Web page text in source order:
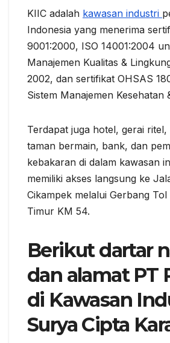
KIIC adalah kawasan industri
Indonesia yang menerima
9001:2000, ISO 14001:2004
Manajemen Kualitas &
2002, dan sertifikat OHSAS
Sistem Manajemen Kesehatan
Terdapat juga hotel, gerai
taman bermain, bank, dan
kebakaran di dalam kawasan
memiliki akses langsung ke
Cikampek melalui Gerbang
Timur KM 54.
Berikut dartar
dan alamat PT
di Kawasan
Surya Cipta